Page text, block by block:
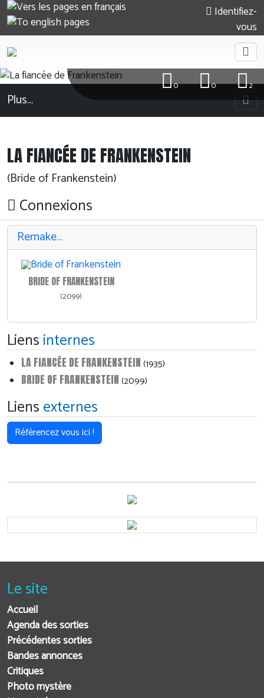
Identifiez-
vous
2
0
0
Plus…
LA FIANCÉE DE FRANKENSTEIN
(Bride of Frankenstein)
Connexions
Remake…
BRIDE OF FRANKENSTEIN
(2099)
Liensinternes
LA FIANCÉE DE FRANKENSTEIN (1935)
BRIDE OF FRANKENSTEIN (2099)
Liensexternes
Référencez vous ici !
Le site
Accueil
Agenda des sorties
Précédentes sorties
Bandes annonces
Critiques
Photo mystère